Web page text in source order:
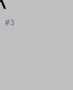
#3